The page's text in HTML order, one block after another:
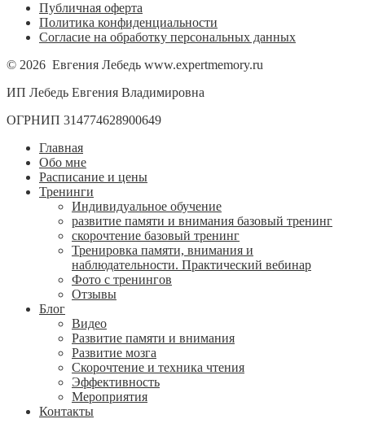
Публичная оферта
Политика конфиденциальности
Согласие на обработку персональных данных
© 2026 Евгения Лебедь www.expertmemory.ru
ИП Лебедь Евгения Владимировна
ОГРНИП 314774628900649
Главная
Обо мне
Расписание и цены
Тренинги
Индивидуальное обучение
развитие памяти и внимания базовый тренинг
скорочтение базовый тренинг
Тренировка памяти, внимания и
наблюдательности. Практический вебинар
Фото с тренингов
Отзывы
Блог
Видео
Развитие памяти и внимания
Развитие мозга
Скорочтение и техника чтения
Эффективность
Мероприятия
Контакты